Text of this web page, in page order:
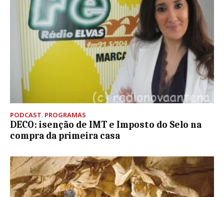
PODCAST, PROGRAMAS
DECO: isenção de IMT e Imposto do Selo na
compra da primeira casa